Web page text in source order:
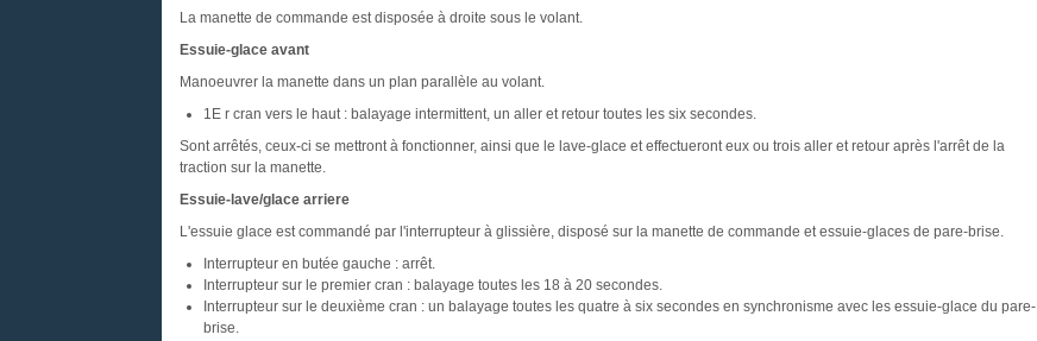
La manette de commande est disposée à droite sous le volant.
Essuie-glace avant
Manoeuvrer la manette dans un plan parallèle au volant.
1E r cran vers le haut : balayage intermittent, un aller et retour toutes les six secondes.
Sont arrêtés, ceux-ci se mettront à fonctionner, ainsi que le lave-glace et effectueront eux ou trois aller et retour après l'arrêt de la
traction sur la manette.
Essuie-lave/glace arriere
L'essuie glace est commandé par l'interrupteur à glissière, disposé sur la manette de commande et essuie-glaces de pare-brise.
Interrupteur en butée gauche : arrêt.
Interrupteur sur le premier cran : balayage toutes les 18 à 20 secondes.
Interrupteur sur le deuxième cran : un balayage toutes les quatre à six secondes en synchronisme avec les essuie-glace du pare-
brise.